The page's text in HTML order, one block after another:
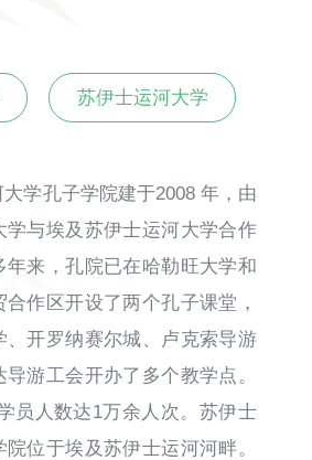
苏伊士运河大学
学孔子学院建于2008 年，由
学与埃及苏伊士运河大学合作
年来，孔院已在哈勒旺大学和
作区开设了两个孔子课堂，
、开罗纳赛尔城、卢克索导游
游工会开办了多个教学点。
员人数达1万余人次。苏伊士
位于埃及苏伊士运河河畔。